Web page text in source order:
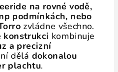
na rovné vodě,
podmínkách, nebo
zvládne všechno.
konstrukci kombinuje
a precizní
dělá dokonalou
plachtu.